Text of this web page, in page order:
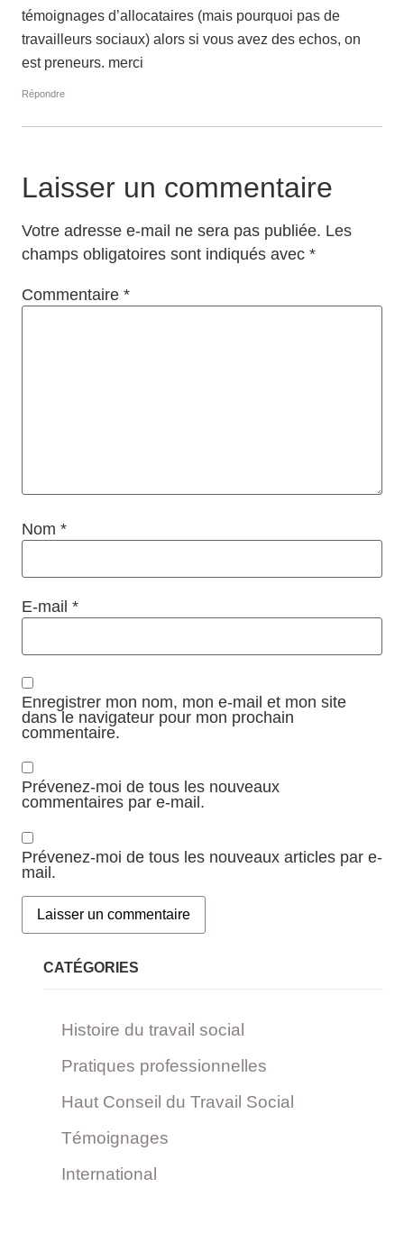
témoignages d’allocataires (mais pourquoi pas de
travailleurs sociaux) alors si vous avez des echos, on
est preneurs. merci
Répondre
Laisser un commentaire
Votre adresse e-mail ne sera pas publiée. Les
champs obligatoires sont indiqués avec *
Commentaire *
Nom *
E-mail *
Enregistrer mon nom, mon e-mail et mon site
dans le navigateur pour mon prochain
commentaire.
Prévenez-moi de tous les nouveaux
commentaires par e-mail.
Prévenez-moi de tous les nouveaux articles par e-
mail.
CATÉGORIES
Histoire du travail social
Pratiques professionnelles
Haut Conseil du Travail Social
Témoignages
International